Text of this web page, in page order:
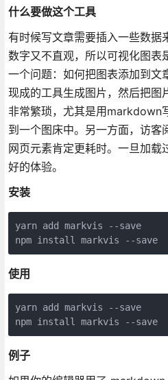
什么要做这个工具
有时候写文章需要插入一些数据
数字又不直观，所以可视化图表
一个问题：如何把图表添加到文
现成的工具生成图片，然后把图
非常繁琐，尤其是用markdown
到一个图床中。另一方面，访客
网页元素肯定更耗时。一旦加载
好的体验。
安装
yarn add markvis --save
npm install markvis --save
使用
yarn add markvis --save
npm install markvis --save
例子